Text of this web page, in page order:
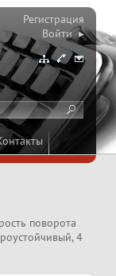
Регистрация
Войти ▸
поворота
4